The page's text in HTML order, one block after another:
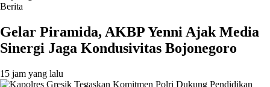
Berita
Gelar Piramida, AKBP Yenni Ajak Media
Sinergi Jaga Kondusivitas Bojonegoro
15 jam yang lalu